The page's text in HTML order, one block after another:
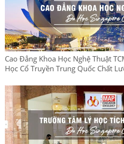
Cao Đẳng Khoa Học Nghệ Thuật
Học Cổ Truyền Trung Quốc Chất